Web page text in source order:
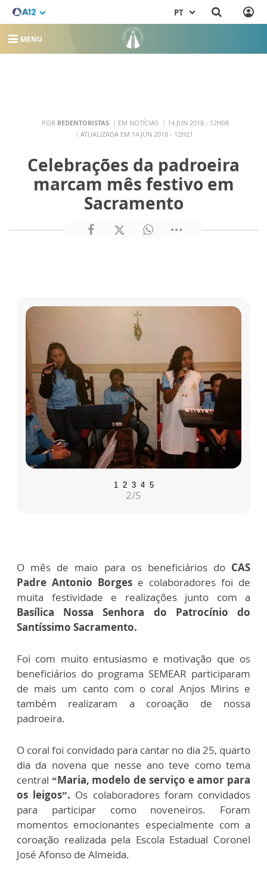
PT
MENU
POR REDENTORISTAS EM NOTÍCIAS
14 JUN 2018 - 12H08
ATUALIZADA EM 14 JUN 2018 - 12H21
Celebrações da padroeira
marcam mês festivo em
Sacramento
1 2 3 4 5
2/5
O mês de maio para os beneficiários doCAS
Padre Antonio Borges e colaboradores foi de
muita festividade e realizações junto com a
Basílica Nossa Senhora do Patrocínio do
Santíssimo Sacramento.
Foi com muito entusiasmo e motivação que os
beneficiários do programa SEMEAR participaram
de mais um canto com o coral Anjos Mirins e
também realizaram a coroação de nossa
padroeira.
O coral foi convidado para cantar no dia 25, quarto
dia da novena que nesse ano teve como tema
central “Maria, modelo de serviço e amor para
os leigos”. Os colaboradores foram convidados
para participar como noveneiros. Foram
momentos emocionantes especialmente com a
coroação realizada pela Escola Estadual Coronel
José Afonso de Almeida.